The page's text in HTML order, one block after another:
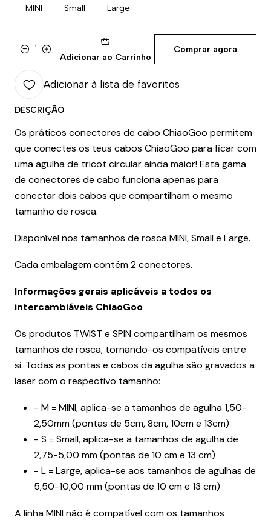
MINI Small Large
QuantidadeAdicionar ao Carrinho
Comprar agora
Adicionar à lista de favoritos
DESCRIÇÃO
Os práticos conectores de cabo ChiaoGoo permitem
que conectes os teus cabos ChiaoGoo para ficar com
uma agulha de tricot circular ainda maior! Esta gama
de conectores de cabo funciona apenas para
conectar dois cabos que compartilham o mesmo
tamanho de rosca.
Disponível nos tamanhos de rosca MINI, Small e Large.
Cada embalagem contém 2 conectores.
Informações gerais aplicáveis a todos os
intercambiáveis ChiaoGoo
Os produtos TWIST e SPIN compartilham os mesmos
tamanhos de rosca, tornando-os compatíveis entre
si. Todas as pontas e cabos da agulha são gravados a
laser com o respectivo tamanho:
- M = MINI, aplica-se a tamanhos de agulha 1,50-
2,50mm (pontas de 5cm, 8cm, 10cm e 13cm)
- S = Small, aplica-se a tamanhos de agulha de
2,75-5,00 mm (pontas de 10 cm e 13 cm)
- L = Large, aplica-se aos tamanhos de agulhas de
5,50-10,00 mm (pontas de 10 cm e 13 cm)
A linha MINI não é compatível com os tamanhos